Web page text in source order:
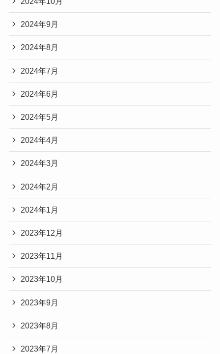
2024年9月
2024年8月
2024年7月
2024年6月
2024年5月
2024年4月
2024年3月
2024年2月
2024年1月
2023年12月
2023年11月
2023年10月
2023年9月
2023年8月
2023年7月